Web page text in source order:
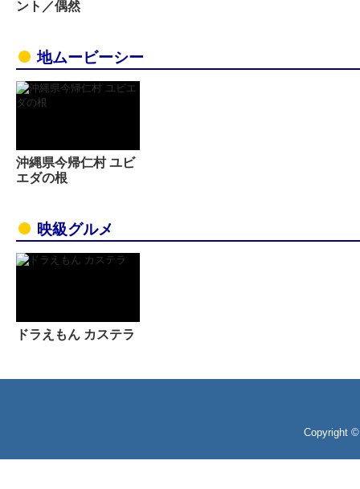
ント／偶然
地ムービーシー
沖縄県今帰仁村 ユビ
エダの根
映級グルメ
ドラえもん カステラ
Copyright